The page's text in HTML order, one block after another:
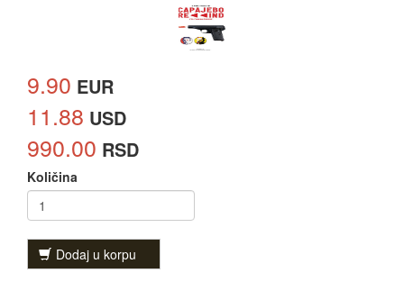
9.90 EUR
11.88 USD
990.00 RSD
Količina
Dodaj u korpu